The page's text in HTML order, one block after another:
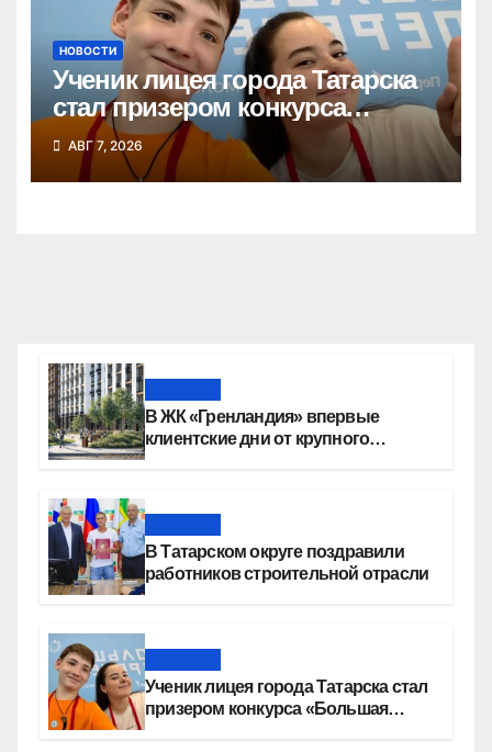
НОВОСТИ
Ученик лицея города Татарска
стал призером конкурса
«Большая перемена»
АВГ 7, 2026
В ЖК «Гренландия» впервые
клиентские дни от крупного
В Татарском округе поздравили
работников строительной отрасли
Ученик лицея города Татарска стал
призером конкурса «Большая